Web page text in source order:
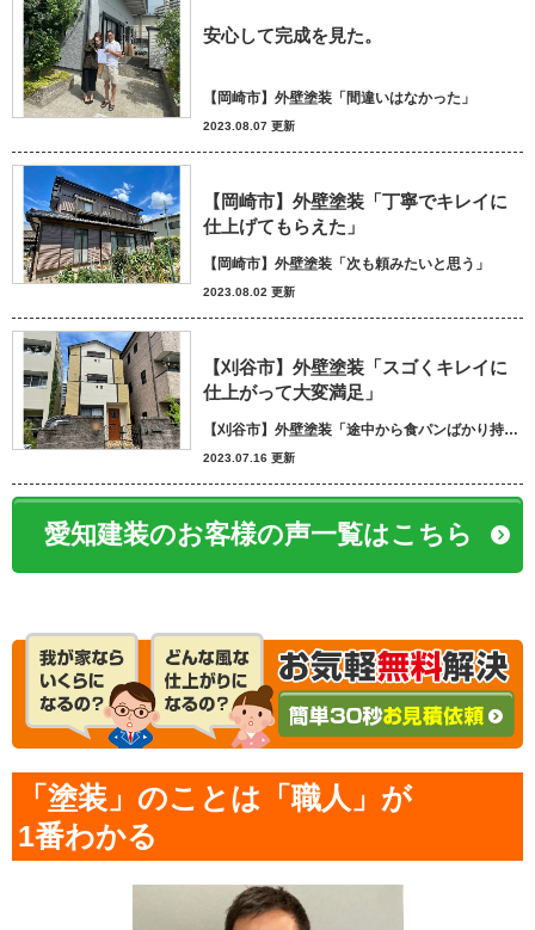
安心して完成を見た。
【岡崎市】外壁塗装「間違いはなかった」
2023.08.07 更新
【岡崎市】外壁塗装「丁寧でキレイに
仕上げてもらえた」
【岡崎市】外壁塗装「次も頼みたいと思う」
2023.08.02 更新
【刈谷市】外壁塗装「スゴくキレイに
仕上がって大変満足」
【刈谷市】外壁塗装「途中から食パンばかり持ってきてパン屋さんかと思いました笑」
2023.07.16 更新
愛知建装のお客様の声一覧はこちら
「塗装」のことは「職人」が
1番わかる